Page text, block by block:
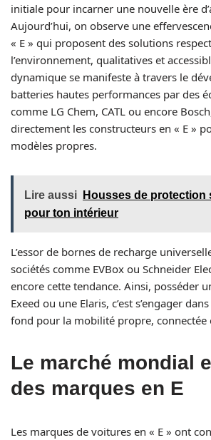
initiale pour incarner une nouvelle ère
Aujourd’hui, on observe une
« E » qui proposent des solutions
l’environnement, qualitatives et
dynamique se manifeste à travers le
batteries hautes performances par des
comme LG Chem, CATL ou encore
directement les constructeurs en « E »
modèles propres.
Lire aussi
Housses de protection
pour ton intérieur
L’essor de bornes de recharge
sociétés comme EVBox ou Schneider
encore cette tendance. Ainsi, posséder
Exeed ou une Elaris, c’est s’engager
fond pour la mobilité propre, connectée
Le marché mondial
des marques en E
Les marques de voitures en « E » ont